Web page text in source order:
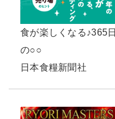
食が楽しくなる♪365日
の○○
日本食糧新聞社